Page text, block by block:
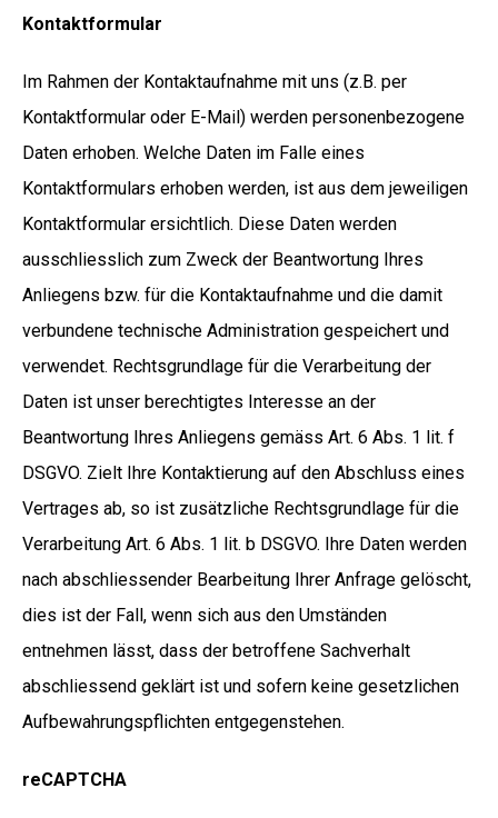
Kontaktformular
Im Rahmen der Kontaktaufnahme mit uns (z.B. per
Kontaktformular oder E-Mail) werden personenbezogene
Daten erhoben. Welche Daten im Falle eines
Kontaktformulars erhoben werden, ist aus dem jeweiligen
Kontaktformular ersichtlich. Diese Daten werden
ausschliesslich zum Zweck der Beantwortung Ihres
Anliegens bzw. für die Kontaktaufnahme und die damit
verbundene technische Administration gespeichert und
verwendet. Rechtsgrundlage für die Verarbeitung der
Daten ist unser berechtigtes Interesse an der
Beantwortung Ihres Anliegens gemäss Art. 6 Abs. 1 lit. f
DSGVO. Zielt Ihre Kontaktierung auf den Abschluss eines
Vertrages ab, so ist zusätzliche Rechtsgrundlage für die
Verarbeitung Art. 6 Abs. 1 lit. b DSGVO. Ihre Daten werden
nach abschliessender Bearbeitung Ihrer Anfrage gelöscht,
dies ist der Fall, wenn sich aus den Umständen
entnehmen lässt, dass der betroffene Sachverhalt
abschliessend geklärt ist und sofern keine gesetzlichen
Aufbewahrungspflichten entgegenstehen.
reCAPTCHA